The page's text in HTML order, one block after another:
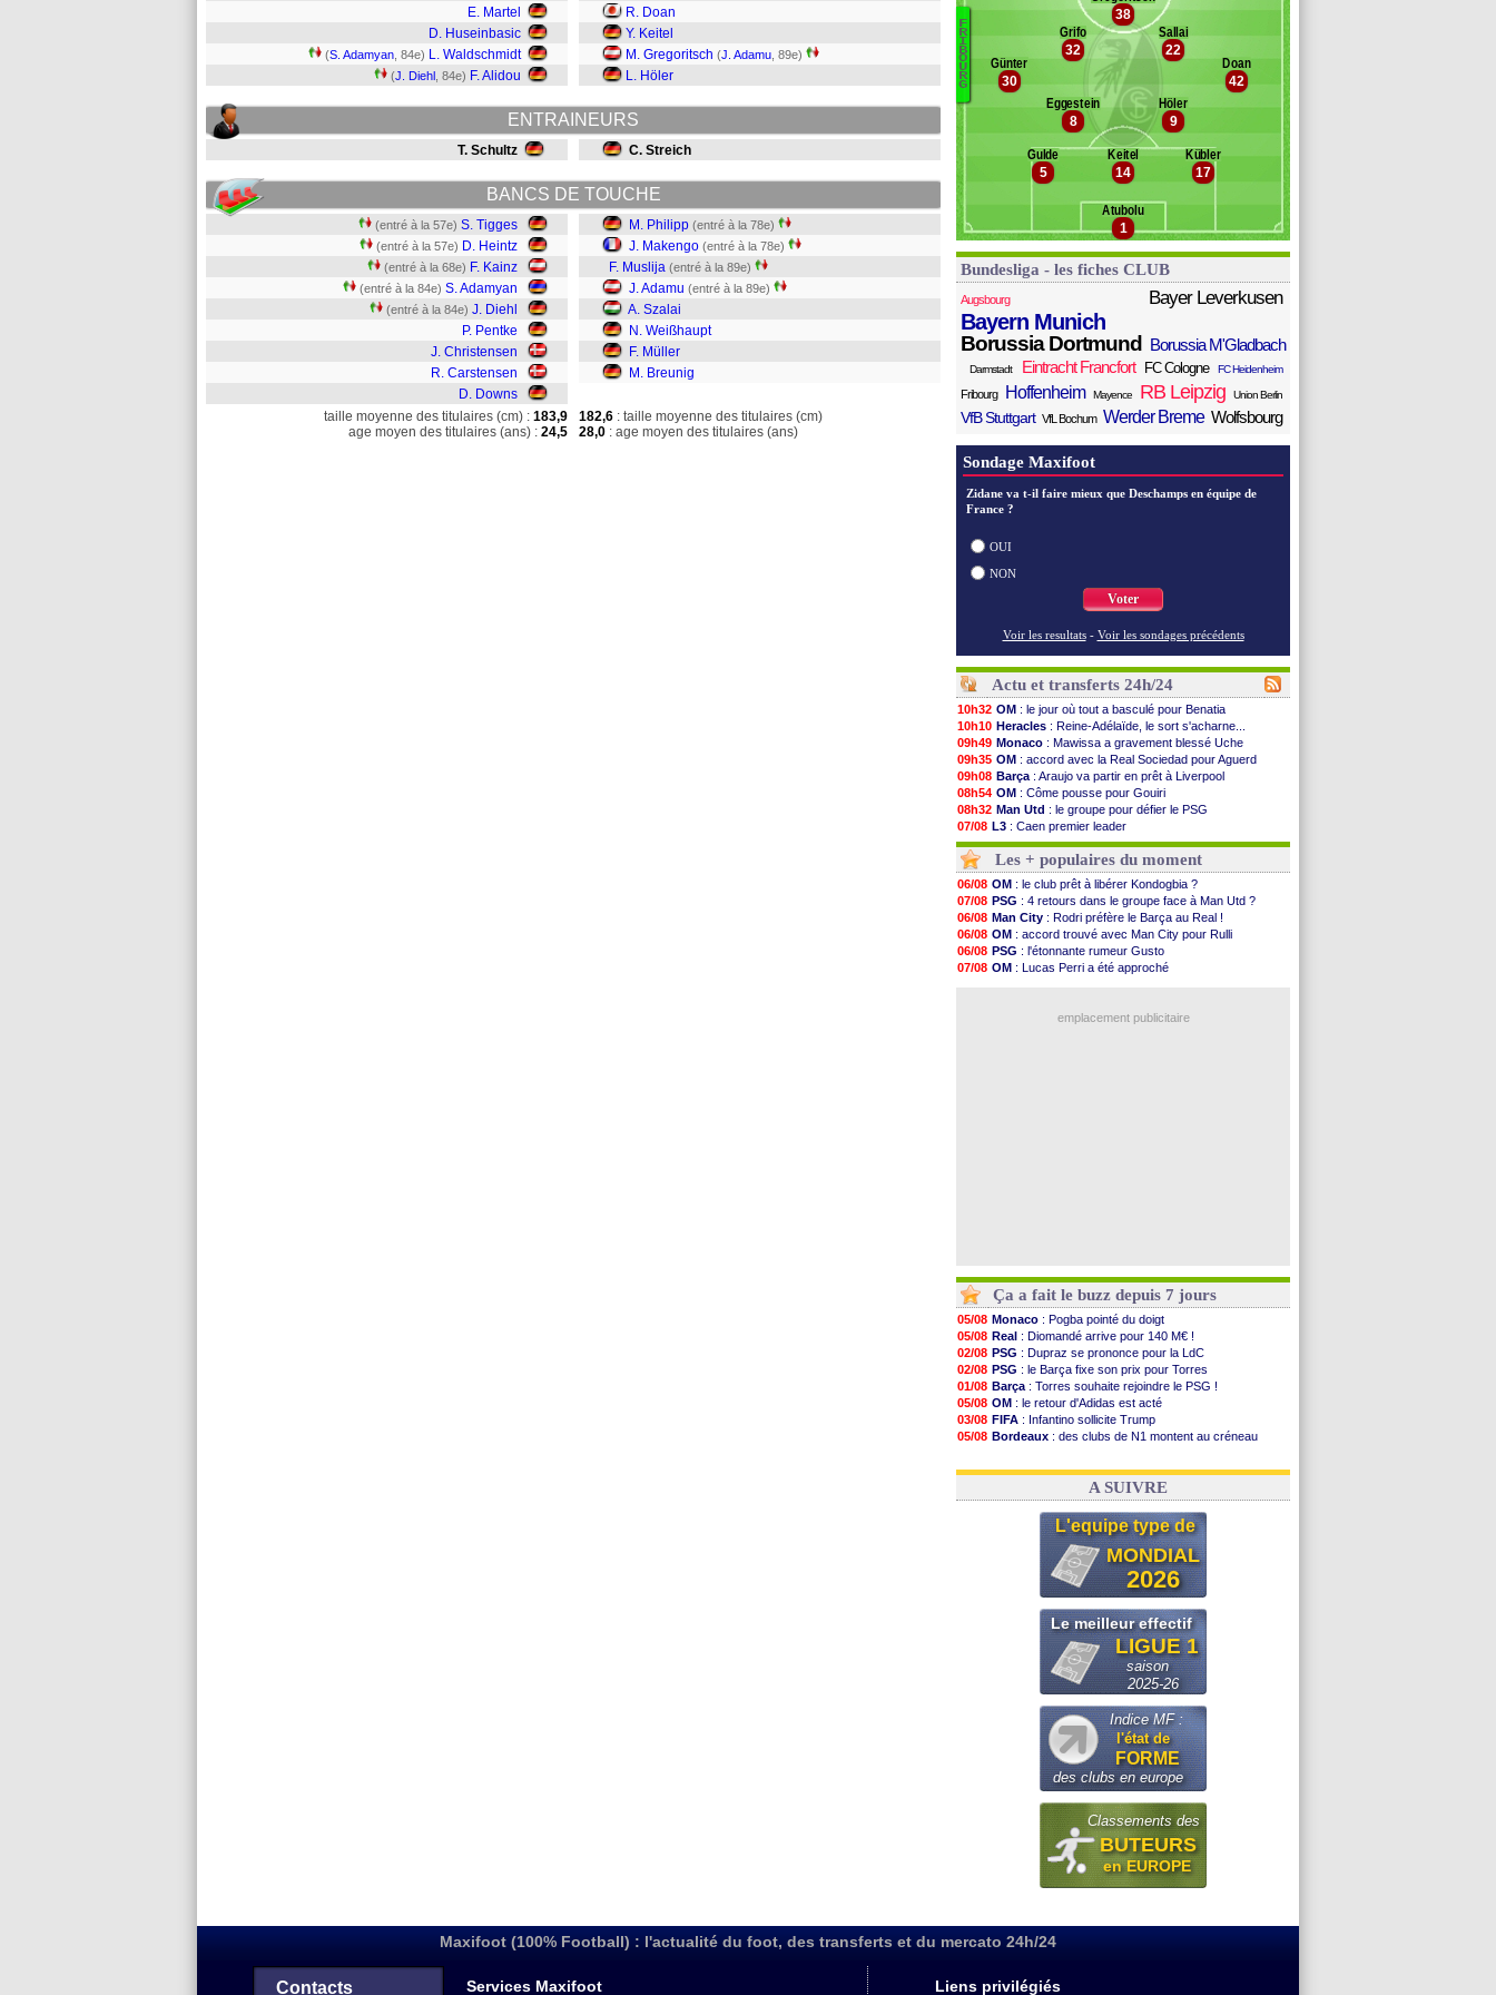
E. Martel
D. Huseinbasic
(S. Adamyan , 84e) L. Waldschmidt
(J. Diehl , 84e) F. Alidou
R. Doan
Y. Keitel
M. Gregoritsch (J. Adamu , 89e)
L. Höler
ENTRAINEURS
T. Schultz C. Streich
BANCS DE TOUCHE
(entré à la 57e) S. Tigges
(entré à la 57e) D. Heintz
(entré à la 68e) F. Kainz
(entré à la 84e) S. Adamyan
(entré à la 84e) J. Diehl
P. Pentke
J. Christensen
R. Carstensen
D. Downs
M. Philipp (entré à la 78e)
J. Makengo (entré à la 78e)
F. Muslija (entré à la 89e)
J. Adamu (entré à la 89e)
A. Szalai
N. Weißhaupt
F. Müller
M. Breunig
taille moyenne des titulaires (cm) : 183,9
age moyen des titulaires (ans) : 24,5
182,6 : taille moyenne des titulaires (cm)
28,0 : age moyen des titulaires (ans)
Adamyan
Tigges
Banc des remplaçants
Müller
Weißhaupt
Adamu
Muslija
Makengo
F
R
I
B
O
U
R
G
1
Atubolu
17
Kübler
14
Keitel
5
Gulde
9
Höler
8
Eggestein
42
Doan
30
Günter
22
Sallai
32
Grifo
38
Bundesliga - les fiches CLUB
Augsbourg Bayer Leverkusen
Bayern Munich
Borussia Dortmund Borussia M'Gladbach
Darmstadt Eintracht Francfort FC Cologne FC Heidenheim
Fribourg Hoffenheim Mayence RB Leipzig Union Berlin
VfB Stuttgart VfL Bochum Werder Breme Wolfsbourg
Sondage Maxifoot
Zidane va t-il faire mieux que Deschamps en équipe de
France ?
OUI
NON
Voter
Voir les resultats - Voir les sondages précédents
Actu et transferts 24h/24
10h32 OM : le jour où tout a basculé pour Benatia
10h10 Heracles : Reine-Adélaïde, le sort s'acharne...
09h49 Monaco : Mawissa a gravement blessé Uche
09h35 OM : accord avec la Real Sociedad pour Aguerd
09h08 Barça : Araujo va partir en prêt à Liverpool
08h54 OM : Côme pousse pour Gouiri
08h32 Man Utd : le groupe pour défier le PSG
07/08 L3 : Caen premier leader
07/08 OM: Højbjerg, son agent maintient le suspense
07/08
OM: Gouiri évoque son avenir
07/08 Leipzig: le transfert d'Asllani tombe à l'eau
07/08 L3: 1ère utilisation du Football Video Support
07/08 OM: Benatia envoie une pique à Longoria
07/08 Villarreal : Al-Ahli veut Pape Gueye
07/08 Lyon: la dernière saison de Fonseca ?
07/08 OM: un nouveau prétendant pour Højbjerg
07/08 Brest: un gardien norvégien en approche ?
: Kevin Carlos va partir en Italie
Les + populaires du moment
06/08 OM : le club prêt à libérer Kondogbia ?
07/08 PSG : 4 retours dans le groupe face à Man Utd ?
06/08 Man City : Rodri préfère le Barça au Real !
06/08 OM : accord trouvé avec Man City pour Rulli
06/08 PSG : l'étonnante rumeur Gusto
07/08 OM : Lucas Perri a été approché
emplacement publicitaire
Ça a fait le buzz depuis 7 jours
05/08 Monaco : Pogba pointé du doigt
05/08 Real : Diomandé arrive pour 140 M€ !
02/08 PSG : Dupraz se prononce pour la LdC
02/08 PSG : le Barça fixe son prix pour Torres
01/08 Barça : Torres souhaite rejoindre le PSG !
05/08 OM : le retour d'Adidas est acté
03/08 FIFA : Infantino sollicite Trump
05/08 Bordeaux : des clubs de N1 montent au créneau
03/08 Real: le démenti de Leipzig pour Diomandé
A SUIVRE
L'equipe type de
MONDIAL
2026
Le meilleur effectif
LIGUE 1
saison
2025-26
Indice MF :
l'état de
FORME
des clubs en europe
Classements des
BUTEURS
en EUROPE
Maxifoot (100% Football) : l'actualité du foot, des transferts et du mercato 24h/24
Contacts Services Maxifoot Liens privilégiés